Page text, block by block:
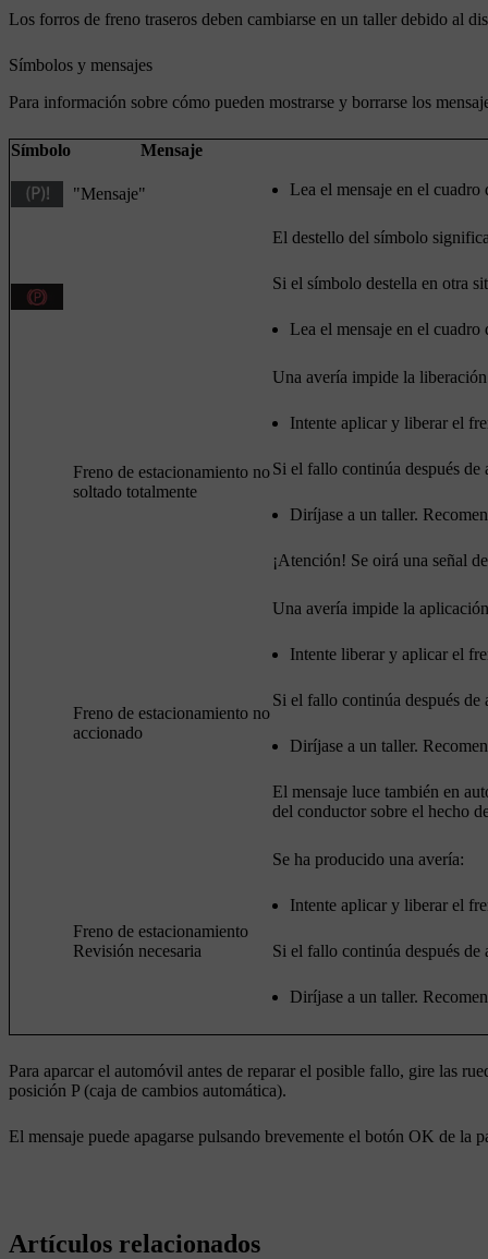
Los forros de freno traseros deben cambiarse en un taller debido al
Símbolos y mensajes
Para información sobre cómo pueden mostrarse y borrarse los
Símbolo Mensaje
"Mensaje" Lea el mensaje en el cuadro
El destello del símbolo
Si el símbolo destella en otra
Lea el mensaje en el cuadro
Freno de estacionamiento no
soltado totalmente
Una avería impide la
Intente aplicar y liberar el
Si el fallo continúa después de
Diríjase a un taller.
¡Atención! Se oirá una señal
Freno de estacionamiento no
accionado
Una avería impide la
Intente liberar y aplicar el
Si el fallo continúa después de
Diríjase a un taller.
El mensaje luce también en
del conductor sobre el hecho
Freno de estacionamiento
Revisión necesaria
Se ha producido una avería:
Intente aplicar y liberar el
Si el fallo continúa después de
Diríjase a un taller.
Para aparcar el automóvil antes de reparar el posible fallo, gire las
posición P (caja de cambios automática).
El mensaje puede apagarse pulsando brevemente el botón OK de la
Artículos relacionados